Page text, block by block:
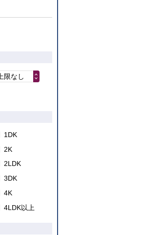
上限なし
1DK
2K
2LDK
3DK
4K
4LDK以上